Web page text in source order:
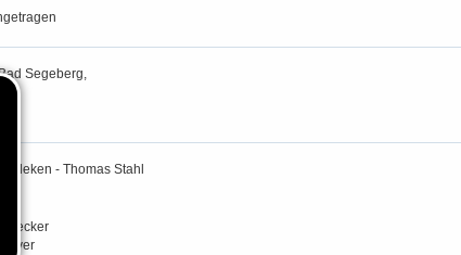
Segeberg,
- Thomas Stahl
Becker